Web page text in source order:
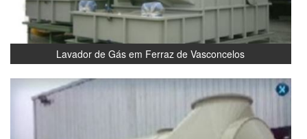
Lavador de Gás em Ferraz de Vasconcelos